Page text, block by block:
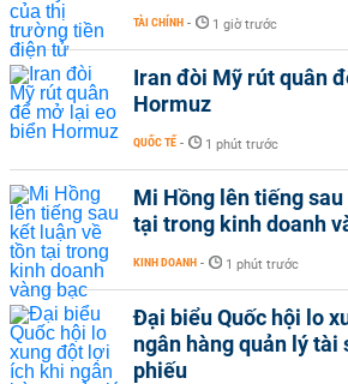
TÀI CHÍNH - 1 giờ trước
Iran đòi Mỹ rút quân
Hormuz
QUỐC TẾ - 1 phút trước
Mi Hồng lên tiếng
tại trong kinh doanh
KINH DOANH - 1 phút trước
Đại biểu Quốc hội lo
ngân hàng quản lý tài
phiếu